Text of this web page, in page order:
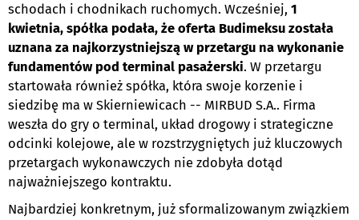
schodach i chodnikach ruchomych. Wcześniej, 1
kwietnia, spółka podała, że oferta Budimeksu została
uznana za najkorzystniejszą w przetargu na wykonanie
fundamentów pod terminal pasażerski. W przetargu
startowała również spółka, która swoje korzenie i
siedzibę ma w Skierniewicach -- MIRBUD S.A.. Firma
weszła do gry o terminal, układ drogowy i strategiczne
odcinki kolejowe, ale w rozstrzygniętych już kluczowych
przetargach wykonawczych nie zdobyła dotąd
najważniejszego kontraktu.
Najbardziej konkretnym, już sformalizowanym związkiem